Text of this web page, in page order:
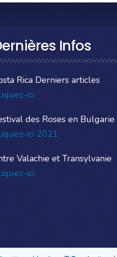
Infos
Rica Derniers articles
ici
des Roses en
ici 2021
Valachie et Transylvanie
ici